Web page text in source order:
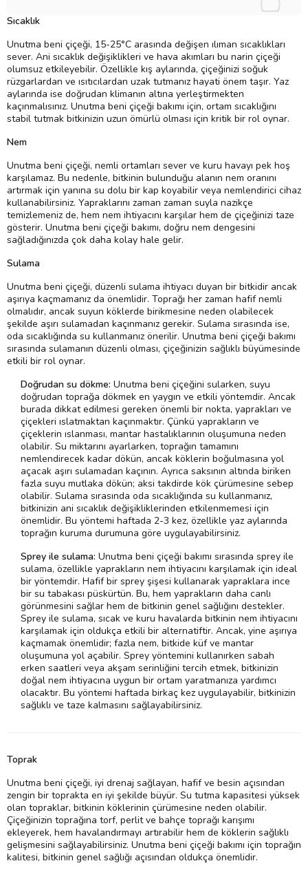
Sıcaklık
Unutma beni çiçeği, 15-25°C arasında değişen ılıman sıcaklıkları
sever. Ani sıcaklık değişiklikleri ve hava akımları bu narin çiçeği
olumsuz etkileyebilir. Özellikle kış aylarında, çiçeğinizi soğuk
rüzgarlardan ve ısıtıcılardan uzak tutmanız hayati önem taşır. Yaz
aylarında ise doğrudan klimanın altına yerleştirmekten
kaçınmalısınız. Unutma beni çiçeği bakımı için, ortam sıcaklığını
stabil tutmak bitkinizin uzun ömürlü olması için kritik bir rol oynar.
Nem
Unutma beni çiçeği, nemli ortamları sever ve kuru havayı pek hoş
karşılamaz. Bu nedenle, bitkinin bulunduğu alanın nem oranını
artırmak için yanına su dolu bir kap koyabilir veya nemlendirici cihaz
kullanabilirsiniz. Yapraklarını zaman zaman suyla nazikçe
temizlemeniz de, hem nem ihtiyacını karşılar hem de çiçeğinizi taze
gösterir. Unutma beni çiçeği bakımı, doğru nem dengesini
sağladığınızda çok daha kolay hale gelir.
Sulama
Unutma beni çiçeği, düzenli sulama ihtiyacı duyan bir bitkidir ancak
aşırıya kaçmamanız da önemlidir. Toprağı her zaman hafif nemli
olmalıdır, ancak suyun köklerde birikmesine neden olabilecek
şekilde aşırı sulamadan kaçınmanız gerekir. Sulama sırasında ise,
oda sıcaklığında su kullanmanız önerilir. Unutma beni çiçeği bakımı
sırasında sulamanın düzenli olması, çiçeğinizin sağlıklı büyümesinde
etkili bir rol oynar.
Doğrudan su dökme: Unutma beni çiçeğini sularken, suyu
doğrudan toprağa dökmek en yaygın ve etkili yöntemdir. Ancak
burada dikkat edilmesi gereken önemli bir nokta, yaprakları ve
çiçekleri ıslatmaktan kaçınmaktır. Çünkü yaprakların ve
çiçeklerin ıslanması, mantar hastalıklarının oluşumuna neden
olabilir. Su miktarını ayarlarken, toprağın tamamını
nemlendirecek kadar dökün, ancak köklerin boğulmasına yol
açacak aşırı sulamadan kaçının. Ayrıca saksının altında biriken
fazla suyu mutlaka dökün; aksi takdirde kök çürümesine sebep
olabilir. Sulama sırasında oda sıcaklığında su kullanmanız,
bitkinizin ani sıcaklık değişikliklerinden etkilenmemesi için
önemlidir. Bu yöntemi haftada 2-3 kez, özellikle yaz aylarında
toprağın kuruma durumuna göre uygulayabilirsiniz.
Sprey ile sulama: Unutma beni çiçeği bakımı sırasında sprey ile
sulama, özellikle yaprakların nem ihtiyacını karşılamak için ideal
bir yöntemdir. Hafif bir sprey şişesi kullanarak yapraklara ince
bir su tabakası püskürtün. Bu, hem yaprakların daha canlı
görünmesini sağlar hem de bitkinin genel sağlığını destekler.
Sprey ile sulama, sıcak ve kuru havalarda bitkinin nem ihtiyacını
karşılamak için oldukça etkili bir alternatiftir. Ancak, yine aşırıya
kaçmamak önemlidir; fazla nem, bitkide küf ve mantar
oluşumuna yol açabilir. Sprey yöntemini kullanırken sabah
erken saatleri veya akşam serinliğini tercih etmek, bitkinizin
doğal nem ihtiyacına uygun bir ortam yaratmanıza yardımcı
olacaktır. Bu yöntemi haftada birkaç kez uygulayabilir, bitkinizin
sağlıklı ve taze kalmasını sağlayabilirsiniz.
Toprak
Unutma beni çiçeği, iyi drenaj sağlayan, hafif ve besin açısından
zengin bir toprakta en iyi şekilde büyür. Su tutma kapasitesi yüksek
olan topraklar, bitkinin köklerinin çürümesine neden olabilir.
Çiçeğinizin toprağına torf, perlit ve bahçe toprağı karışımı
ekleyerek, hem havalandırmayı artırabilir hem de köklerin sağlıklı
gelişmesini sağlayabilirsiniz. Unutma beni çiçeği bakımı için toprağın
kalitesi, bitkinin genel sağlığı açısından oldukça önemlidir.